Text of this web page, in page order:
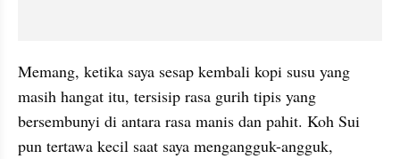
Memang, ketika saya sesap kembali kopi susu yang
masih hangat itu, tersisip rasa gurih tipis yang
bersembunyi di antara rasa manis dan pahit. Koh Sui
pun tertawa kecil saat saya mengangguk-angguk,